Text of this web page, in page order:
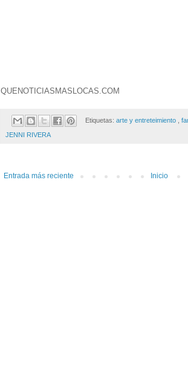
QUENOTICIASMASLOCAS.COM
Etiquetas: arte y entreteimiento
JENNI RIVERA
Entrada más reciente Inicio